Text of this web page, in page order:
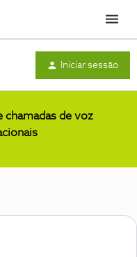
Menu
Iniciar sessão
chamadas de voz